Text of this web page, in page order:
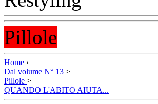
Pillole
Home ›
Dal volume N° 13 >
Pillole >
QUANDO L'ABITO AIUTA...